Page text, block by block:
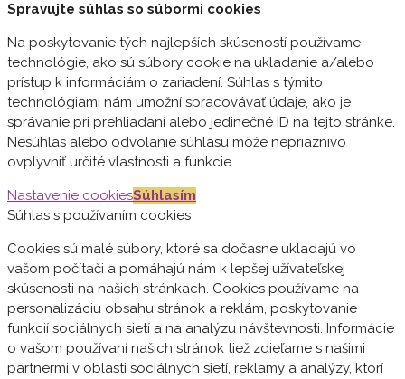
Spravujte súhlas so súbormi cookies
Na poskytovanie tých najlepších skúseností používame
technológie, ako sú súbory cookie na ukladanie a/alebo
prístup k informáciám o zariadení. Súhlas s týmito
technológiami nám umožní spracovávať údaje, ako je
správanie pri prehliadaní alebo jedinečné ID na tejto stránke.
Nesúhlas alebo odvolanie súhlasu môže nepriaznivo
ovplyvniť určité vlastnosti a funkcie.
Nastavenie cookiesSúhlasím
Súhlas s používaním cookies
Cookies sú malé súbory, ktoré sa dočasne ukladajú vo
vašom počítači a pomáhajú nám k lepšej užívateľskej
skúsenosti na našich stránkach. Cookies používame na
personalizáciu obsahu stránok a reklám, poskytovanie
funkcií sociálnych sietí a na analýzu návštevnosti. Informácie
o vašom používaní našich stránok tiež zdieľame s našimi
partnermi v oblasti sociálnych sietí, reklamy a analýzy, ktorí